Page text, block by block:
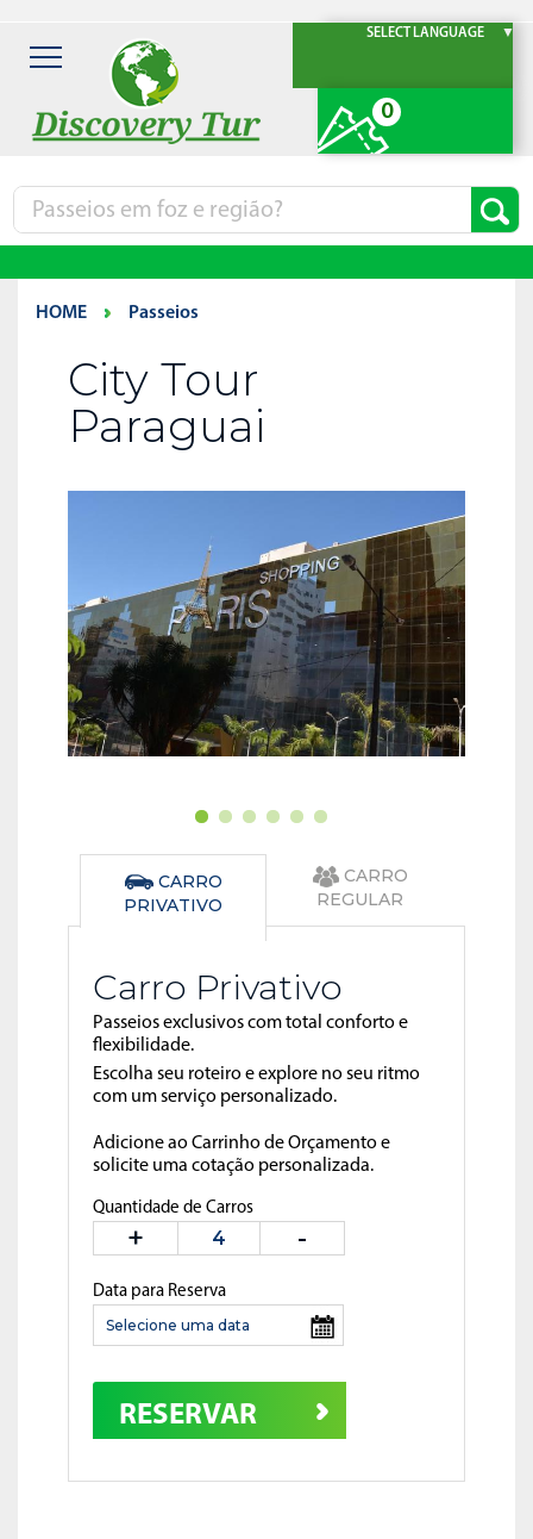
SELECT LANGUAGE ▼
0
HOME Passeios
City Tour
Paraguai
CARRO
PRIVATIVO
CARRO
REGULAR
Carro Privativo
Passeios exclusivos com total conforto e
flexibilidade.
Escolha seu roteiro e explore no seu ritmo
com um serviço personalizado.
Adicione ao Carrinho de Orçamento e
solicite uma cotação personalizada.
Quantidade de Carros
Data para Reserva
RESERVAR